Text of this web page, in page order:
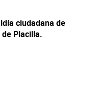
ciudadana de
Placilla.